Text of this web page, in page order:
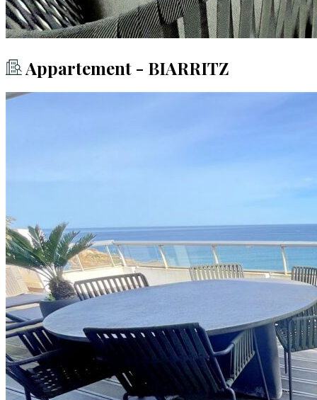
Appartement - BIARRITZ